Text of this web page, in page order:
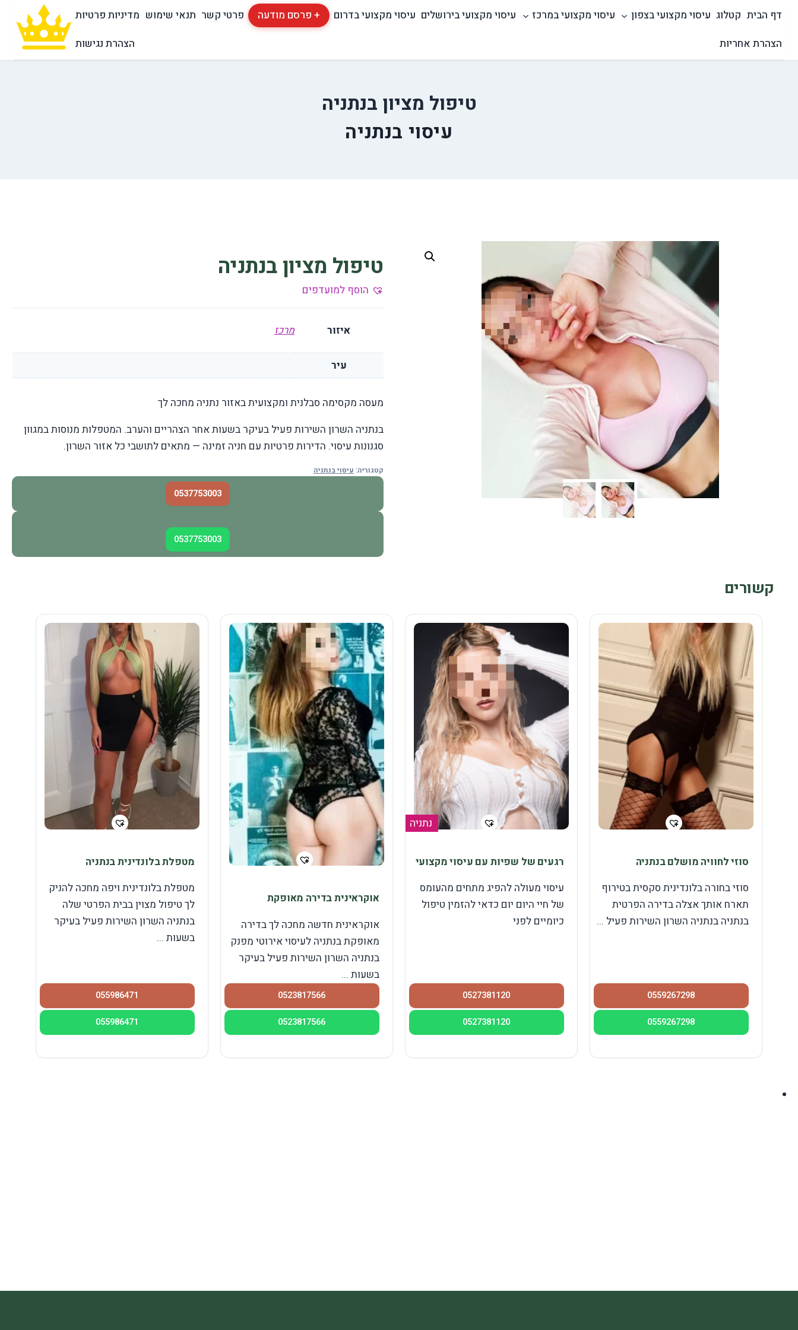
content
דף הבית קטלוג עיסוי מקצועי בצפון עיסוי מקצועי במרכז עיסוי מקצועי בירושלים עיסוי מקצועי בדרום + פרסם מודעה פרטי קשר תנאי שימוש מדיניות פרטיות
הצהרת אחריות
הצהרת נגישות
טיפול מציון בנתניה
עיסוי בנתניה
טיפול מציון בנתניה
הוסף למועדפים
איזור מרכז
עיר
מעסה מקסימה סבלנית ומקצועית באזור נתניה מחכה לך
בנתניה השרון השירות פעיל בעיקר בשעות אחר הצהריים והערב. המטפלות מנוסות במגוון
סגנונות עיסוי. הדירות פרטיות עם חניה זמינה — מתאים לתושבי כל אזור השרון.
קטגוריה: עיסוי בנתניה
0537753003
0537753003
קשורים
סוזי לחוויה מושלם בנתניה
סוזי בחורה בלונדינית סקסית בטירוף
תארח אותך אצלה בדירה הפרטית
בנתניה בנתניה השרון השירות פעיל ...
0559267298
0559267298
נתניה
רגעים של שפיות עם עיסוי מקצועי
עיסוי מעולה להפיג מתחים מהעומס
של חיי היום יום כדאי להזמין טיפול
כיומיים לפני
0527381120
0527381120
אוקראינית בדירה מאופקת
אוקראינית חדשה מחכה לך בדירה
מאופקת בנתניה לעיסוי אירוטי מפנק
בנתניה השרון השירות פעיל בעיקר
בשעות ...
0523817566
0523817566
מטפלת בלונדינית בנתניה
מטפלת בלונדינית ויפה מחכה להניק
לך טיפול מצוין בבית הפרטי שלה
בנתניה השרון השירות פעיל בעיקר
בשעות ...
055986471
055986471